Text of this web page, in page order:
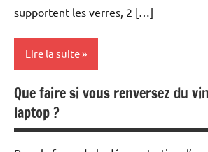
supportent les verres, 2 […]
Lire la suite
Inclassables
Que faire si vous renversez du
laptop ?